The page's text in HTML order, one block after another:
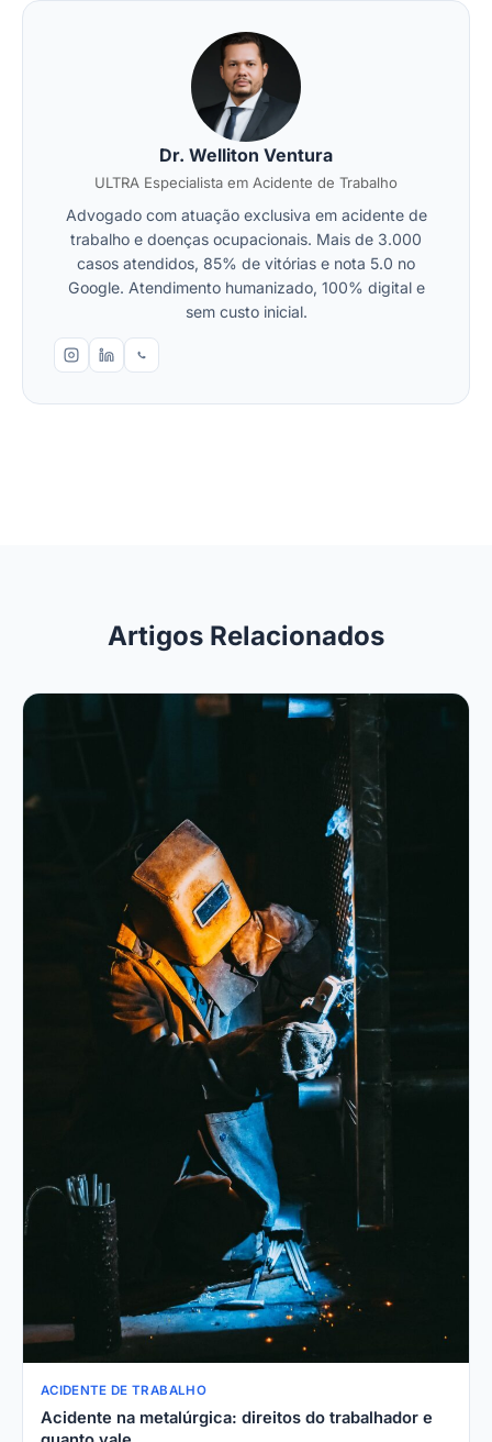
Dr. Welliton Ventura
ULTRA Especialista em Acidente de Trabalho
Advogado com atuação exclusiva em acidente de
trabalho e doenças ocupacionais. Mais de 3.000
casos atendidos, 85% de vitórias e nota 5.0 no
Google. Atendimento humanizado, 100% digital e
sem custo inicial.
Artigos Relacionados
ACIDENTE DE TRABALHO
Acidente na metalúrgica: direitos do trabalhador e